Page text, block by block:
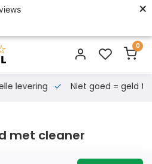
×
0
levering Niet goed = geld
met cleaner